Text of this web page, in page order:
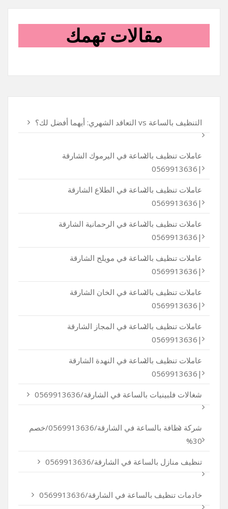
مقالات تهمك
التنظيف بالساعة vs التعاقد الشهري: أيهما أفضل لك؟
عاملات تنظيف بالساعة في اليرموك الشارقة
|0569913636
عاملات تنظيف بالساعة في الطلاع الشارقة
|0569913636
عاملات تنظيف بالساعة في الرحمانية الشارقة
|0569913636
عاملات تنظيف بالساعة في مويلح الشارقة
|0569913636
عاملات تنظيف بالساعة في الخان الشارقة
|0569913636
عاملات تنظيف بالساعة في المجاز الشارقة
|0569913636
عاملات تنظيف بالساعة في النهدة الشارقة
|0569913636
شغالات فلبينيات بالساعة في الشارقة/0569913636
شركة نظافة بالساعة في الشارقة/0569913636/خصم
30%
تنظيف منازل بالساعة في الشارقة/0569913636
خادمات تنظيف بالساعة في الشارقة/0569913636